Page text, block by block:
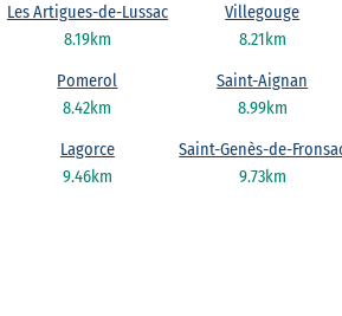
8.19km
Les Artigues-de-Lussac
8.21km
Villegouge
8.42km
Pomerol
8.99km
Saint-Aignan
9.46km
Lagorce
9.73km
Saint-Genès-de-